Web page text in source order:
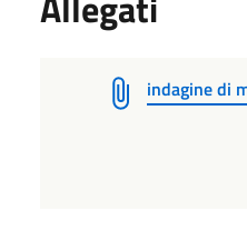
indagine di